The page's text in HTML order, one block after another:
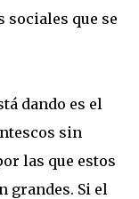
sociales que se
dando es el
sin
las que estos
grandes. Si el